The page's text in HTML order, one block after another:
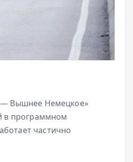
— Вышнее Немецкое»
в программном
частично